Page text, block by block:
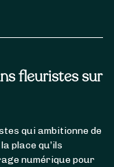
fleuristes sur
qui ambitionne de
place qu’ils
numérique pour